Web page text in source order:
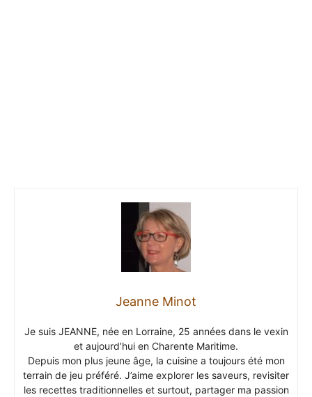
Jeanne Minot
Je suis JEANNE, née en Lorraine, 25 années dans le vexin
et aujourd’hui en Charente Maritime.
Depuis mon plus jeune âge, la cuisine a toujours été mon
terrain de jeu préféré. J’aime explorer les saveurs, revisiter
les recettes traditionnelles et surtout, partager ma passion